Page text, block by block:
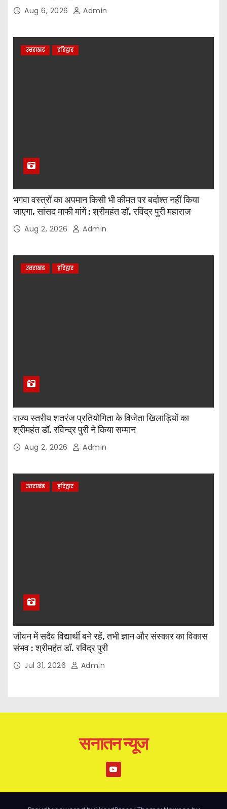
Aug 6, 2026 Admin
उत्तराखंड हरिद्वार
भगवा वस्त्रों का अपमान किसी भी कीमत पर बर्दाश्त नहीं किया
जाएगा, सांसद माफी मांगें : श्रीमहंत डॉ. रविंद्र पुरी महाराज
Aug 2, 2026 Admin
उत्तराखंड हरिद्वार
राज्य स्तरीय शतरंज प्रतियोगिता के विजेता खिलाड़ियों का
श्रीमहंत डॉ. रविन्द्र पुरी ने किया सम्मान
Aug 2, 2026 Admin
उत्तराखंड हरिद्वार
जीवन में सदैव विद्यार्थी बने रहें, तभी ज्ञान और संस्कार का विकास
संभव : श्रीमहंत डॉ. रविंद्र पुरी
Jul 31, 2026 Admin
सनातन न्यूज